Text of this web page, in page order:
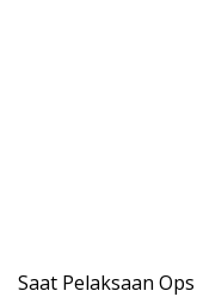
Saat Pelaksaan